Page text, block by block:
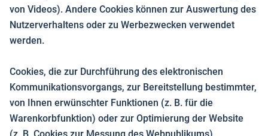
von Videos). Andere Cookies können zur Auswertung des
Nutzerverhaltens oder zu Werbezwecken verwendet
werden.
Cookies, die zur Durchführung des elektronischen
Kommunikationsvorgangs, zur Bereitstellung bestimmter,
von Ihnen erwünschter Funktionen (z. B. für die
Warenkorbfunktion) oder zur Optimierung der Website